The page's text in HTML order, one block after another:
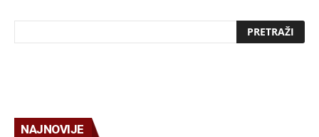
NAJNOVIJE